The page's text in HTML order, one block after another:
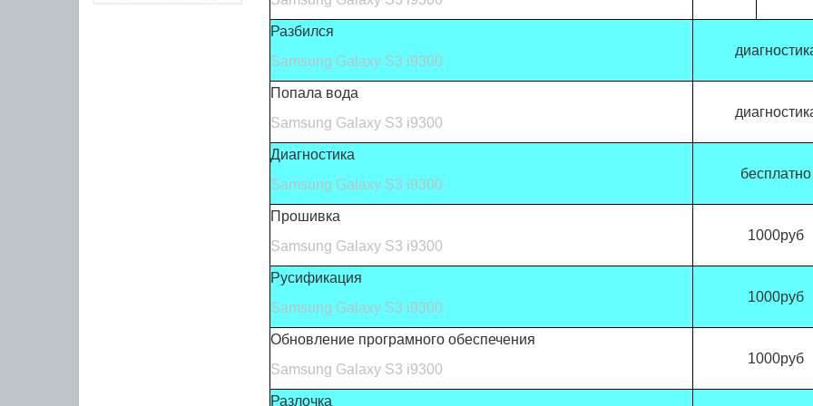
Разбился
Samsung Galaxy S3 i9300
Попала вода
Samsung Galaxy S3 i9300
Диагностика
Samsung Galaxy S3 i9300
бесплатно
Прошивка
Samsung Galaxy S3 i9300
1000руб
Русификация
Samsung Galaxy S3 i9300
1000руб
Обновление програмного обеспечения
Samsung Galaxy S3 i9300
1000руб
Разлочка